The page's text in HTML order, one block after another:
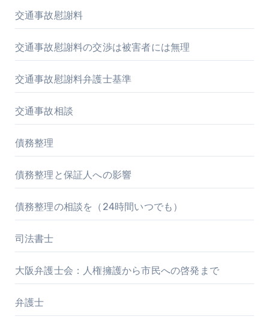
交通事故慰謝料
交通事故慰謝料の交渉は被害者には無理
交通事故慰謝料弁護士基準
交通事故相談
債務整理
債務整理と保証人への影響
債務整理の相談を（24時間いつでも）
司法書士
大阪弁護士会：人権擁護から市民への啓発まで
弁護士